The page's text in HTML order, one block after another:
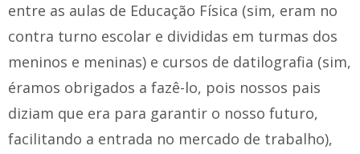
entre as aulas de Educação Física (sim, eram no
contra turno escolar e divididas em turmas dos
meninos e meninas) e cursos de datilografia (sim,
éramos obrigados a fazê-lo, pois nossos pais
diziam que era para garantir o nosso futuro,
facilitando a entrada no mercado de trabalho),